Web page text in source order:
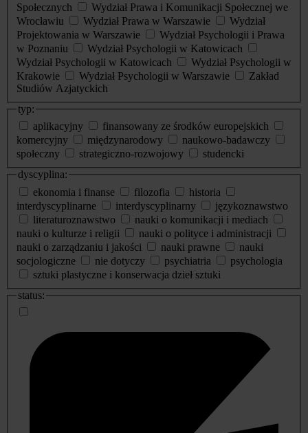
Społecznych
Wydział Prawa i Komunikacji Społecznej we
Wrocławiu
Wydział Prawa w Warszawie
Wydział
Projektowania w Warszawie
Wydział Psychologii i Prawa
w Poznaniu
Wydział Psychologii w Katowicach
Wydział Psychologii w Katowicach
Wydział Psychologii w
Krakowie
Wydział Psychologii w Warszawie
Zakład
Studiów Azjatyckich
typ:
aplikacyjny
finansowany ze środków europejskich
komercyjny
międzynarodowy
naukowo-badawczy
społeczny
strategiczno-rozwojowy
studencki
dyscyplina:
ekonomia i finanse
filozofia
historia
interdyscyplinarne
interdyscyplinarny
językoznawstwo
literaturoznawstwo
nauki o komunikacji i mediach
nauki o kulturze i religii
nauki o polityce i administracji
nauki o zarządzaniu i jakości
nauki prawne
nauki
socjologiczne
nie dotyczy psychiatria
psychologia
sztuki plastyczne i konserwacja dzieł sztuki
status: